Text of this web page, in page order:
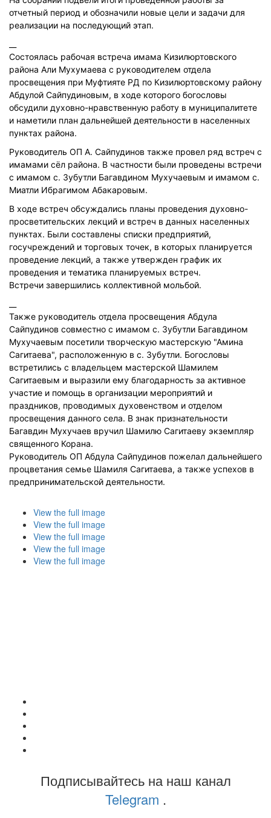
отчетный период и обозначили новые цели и задачи для
реализации на последующий этап.
Состоялась рабочая встреча имама Кизилюртовского
района Али Мухумаева с руководителем отдела
просвещения при Муфтияте РД по Кизилюртовскому району
Абдулой Сайпудиновым, в ходе которого богословы
обсудили духовно-нравственную работу в муниципалитете
и наметили план дальнейшей деятельности в населенных
пунктах района.
Руководитель ОП А. Сайпудинов также провел ряд встреч с
имамами сёл района. В частности были проведены встречи
с имамом с. Зубутли Багавдином Мухучаевым и имамом с.
Миатли Ибрагимом Абакаровым.
В ходе встреч обсуждались планы проведения духовно-
просветительских лекций и встреч в данных населенных
пунктах. Были составлены списки предприятий,
госучреждений и торговых точек, в которых планируется
проведение лекций, а также утвержден график их
проведения и тематика планируемых встреч.
Встречи завершились коллективной мольбой.
Также руководитель отдела просвещения Абдула
Сайпудинов совместно с имамом с. Зубутли Багавдином
Мухучаевым посетили творческую мастерскую "Амина
Сагитаева", расположенную в с. Зубутли. Богословы
встретились с владельцем мастерской Шамилем
Сагитаевым и выразили ему благодарность за активное
участие и помощь в организации мероприятий и
праздников, проводимых духовенством и отделом
просвещения данного села. В знак признательности
Багавдин Мухучаев вручил Шамилю Сагитаеву экземпляр
священного Корана.
Руководитель ОП Абдула Сайпудинов пожелал дальнейшего
процветания семье Шамиля Сагитаева, а также успехов в
предпринимательской деятельности.
View the full image
View the full image
View the full image
View the full image
View the full image
Подписывайтесь на наш канал
Telegram .